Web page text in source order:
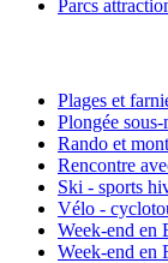
Parcs
Plages et
Plongée
Rando et
Rencontre
Ski - sports
Vélo -
Week-end en
Week-end en